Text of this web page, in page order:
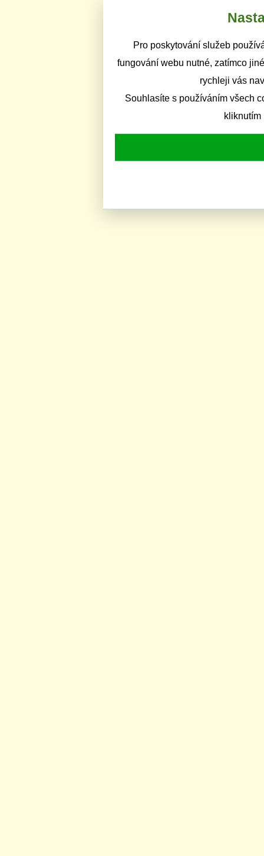
Pro poskytování služeb
fungování webu nutné, zatímco
rychleji vás
Souhlasíte s používáním všech
kliknutím